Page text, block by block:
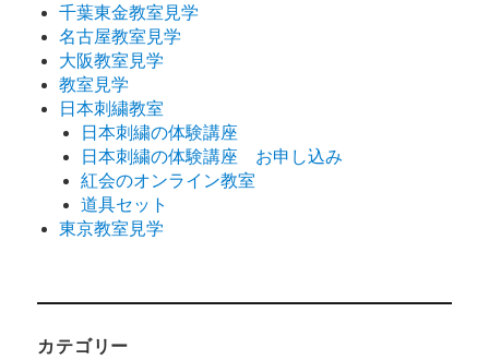
千葉東金教室見学
名古屋教室見学
大阪教室見学
教室見学
日本刺繍教室
日本刺繍の体験講座
日本刺繍の体験講座 お申し込み
紅会のオンライン教室
道具セット
東京教室見学
カテゴリー